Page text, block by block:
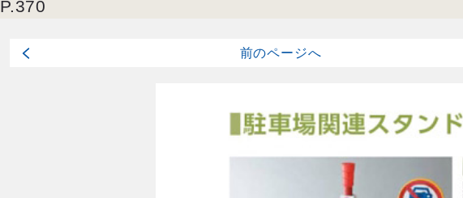
P.370
前のページへ